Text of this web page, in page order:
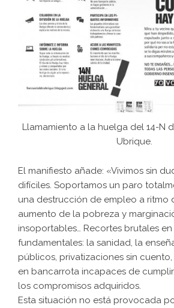
Llamamiento a la huelga del 14-N
Ubrique.
El manifiesto añade: «Vivimos sin
difíciles. Soportamos un paro
una destrucción de empleo a ritmo
aumento de la pobreza y
insoportables… Recortes brutales
fundamentales: la sanidad, la
públicos, privatizaciones sin
en bancarrota incapaces de
los compromisos adquiridos.
Esta situación no está provocada